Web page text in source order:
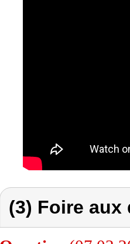
(3) Foire